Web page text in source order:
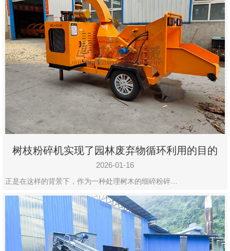
树枝粉碎机实现了园林废弃物循环利用的目的
2026-01-16
正是在这样的背景下，作为一种处理树木的细碎粉碎…